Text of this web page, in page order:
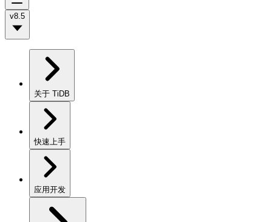
v8.5
关于 TiDB
快速上手
应用开发